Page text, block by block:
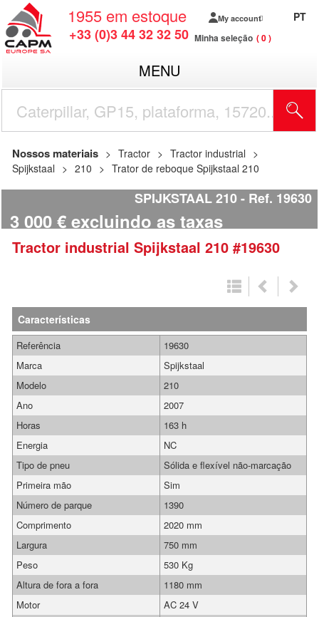
1955 em estoque
+33 (0)3 44 32 32 50
My account
Minha seleção 0
PT
MENU
Nossos materiais Tractor
Tractor industrial
Spijkstaal
210 Trator de reboque Spijkstaal 210
SPIJKSTAAL 210 Ref. 19630
3 000 € excluindo as taxas
Tractor industrial Spijkstaal 210 #19630
Características
Referência
19630
Marca
Spijkstaal
Modelo
210
Ano
2007
Horas
163 h
Energia
NC
Tipo de pneu
Sólida e flexível não-marcação
Primeira mão
Sim
Número de parque
1390
Comprimento
2020 mm
Largura
750 mm
Peso
530 Kg
Altura de fora a fora
1180 mm
Motor
AC 24 V